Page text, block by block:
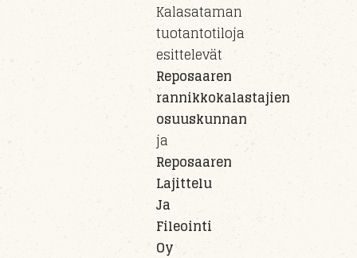
Kalasataman
tuotantotiloja
esittelevät
Reposaaren
rannikkokalastajien
osuuskunnan
ja
Reposaaren
Lajittelu
Ja
Fileointi
Oy